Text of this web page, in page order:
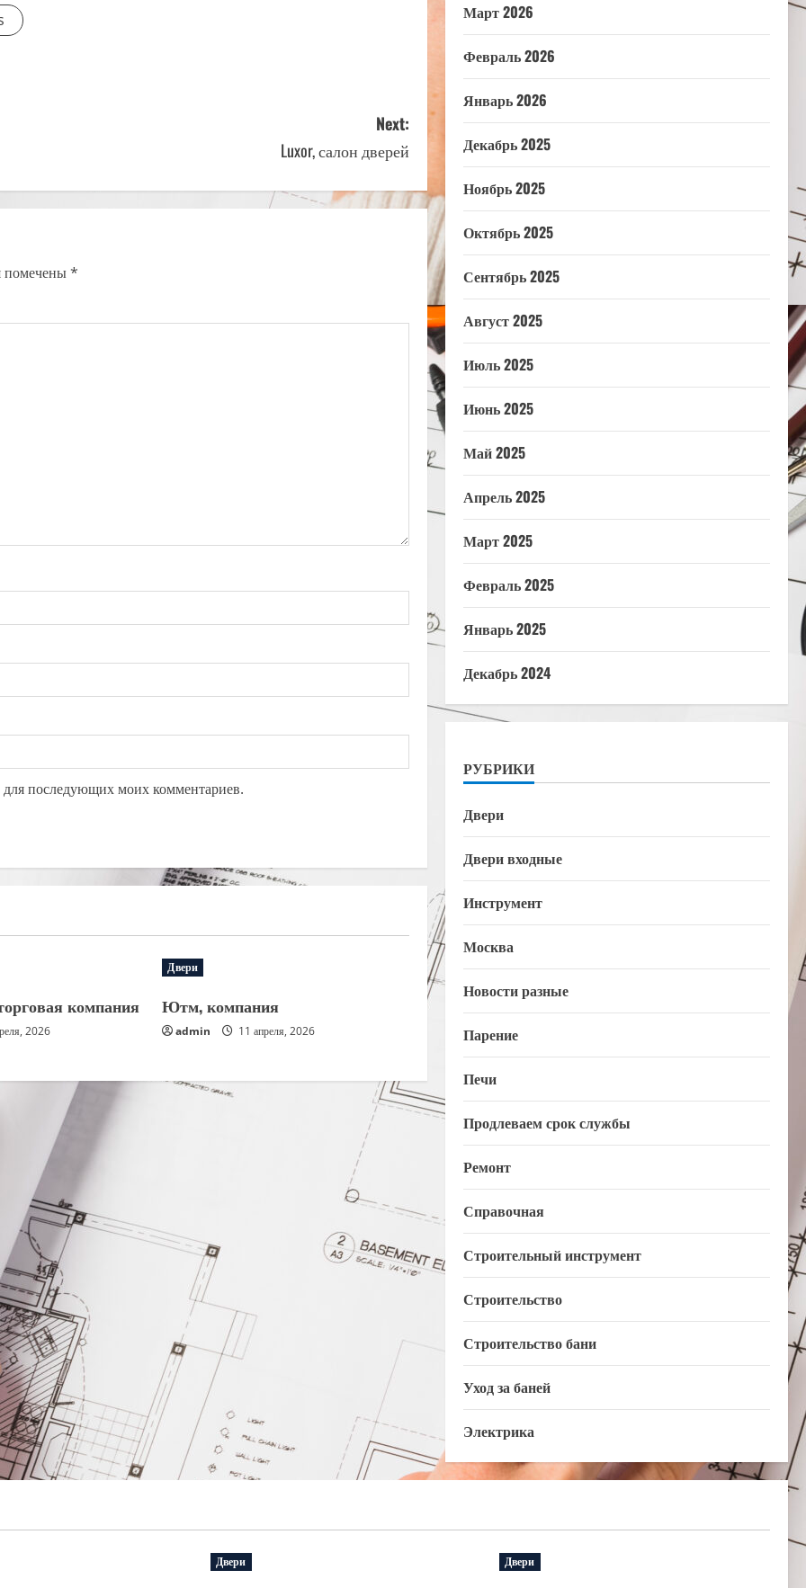
Next:
Luxor, салон дверей
помечены*
последующих моих комментариев.
компания
2026
Двери
Ютм, компания
admin 11 апреля, 2026
Март 2026
Февраль 2026
Январь 2026
Декабрь 2025
Ноябрь 2025
Октябрь 2025
Сентябрь 2025
Август 2025
Июль 2025
Июнь 2025
Май 2025
Апрель 2025
Март 2025
Февраль 2025
Январь 2025
Декабрь 2024
РУБРИКИ
Двери
Двери входные
Инструмент
Москва
Новости разные
Парение
Печи
Продлеваем срок службы
Ремонт
Справочная
Строительный инструмент
Строительство
Строительство бани
Уход за баней
Электрика
Двери Двери